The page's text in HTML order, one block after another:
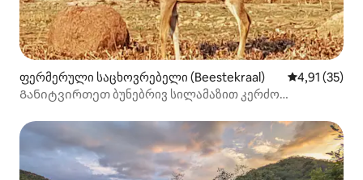
ფერმერული საცხოვრებელი (Beestekraal) საშუალო
4,91 (35)
Განიტვირთეთ ბუნებრივ სილამაზით კერძო